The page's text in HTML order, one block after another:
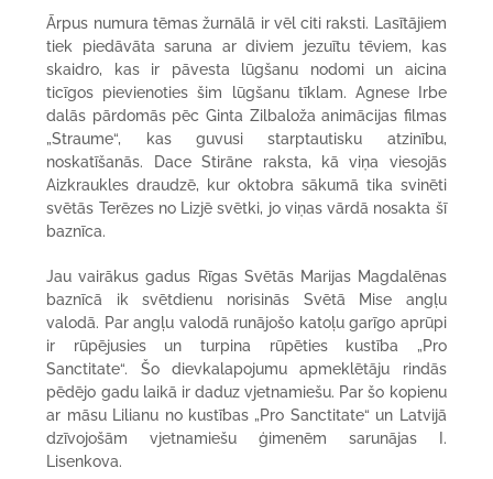
Ārpus numura tēmas žurnālā ir vēl citi raksti. Lasītājiem
tiek piedāvāta saruna ar diviem jezuītu tēviem, kas
skaidro, kas ir pāvesta lūgšanu nodomi un aicina
ticīgos pievienoties šim lūgšanu tīklam. Agnese Irbe
dalās pārdomās pēc Ginta Zilbaloža animācijas filmas
„Straume“, kas guvusi starptautisku atzinību,
noskatīšanās. Dace Stirāne raksta, kā viņa viesojās
Aizkraukles draudzē, kur oktobra sākumā tika svinēti
svētās Terēzes no Lizjē svētki, jo viņas vārdā nosakta šī
baznīca.
Jau vairākus gadus Rīgas Svētās Marijas Magdalēnas
baznīcā ik svētdienu norisinās Svētā Mise angļu
valodā. Par angļu valodā runājošo katoļu garīgo aprūpi
ir rūpējusies un turpina rūpēties kustība „Pro
Sanctitate“. Šo dievkalapojumu apmeklētāju rindās
pēdējo gadu laikā ir daduz vjetnamiešu. Par šo kopienu
ar māsu Lilianu no kustības „Pro Sanctitate“ un Latvijā
dzīvojošām vjetnamiešu ģimenēm sarunājas I.
Lisenkova.